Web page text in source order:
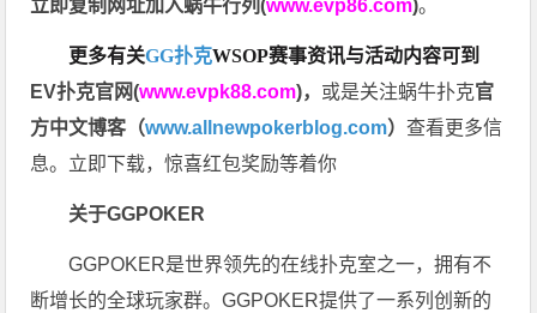
立即复制网址加入蜗牛行列(www.evp86.com)。
更多有关GG扑克WSOP赛事资讯与活动内容可到
EV扑克官网(www.evpk88.com)， 或是关注蜗牛扑克官
方中文博客（www.allnewpokerblog.com）查看更多信
息。立即下载，惊喜红包奖励等着你
关于GGPOKER
GGPOKER是世界领先的在线扑克室之一，拥有不
断增长的全球玩家群。GGPOKER提供了一系列创新的